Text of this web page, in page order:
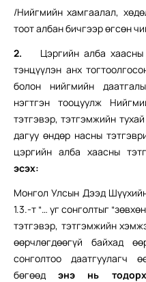
/Нийгмийн хамгаалал,
тоот албан бичгээр өгсөн
2. Цэргийн алба хаасны
тэнцүүлэн анх
болон нийгмийн
нэгтгэн тооцуулж
тэтгэвэр, тэтгэмжийн
дагуу өндөр насны
цэргийн алба хаасны
эсэх:
Монгол Улсын Дээд
1.3.-т “… уг сонголтыг
тэтгэвэр, тэтгэмжийн
өөрчлөгдөөгүй байхад
сонголтоо даатгуулагч
бөгөөдэнэ нь